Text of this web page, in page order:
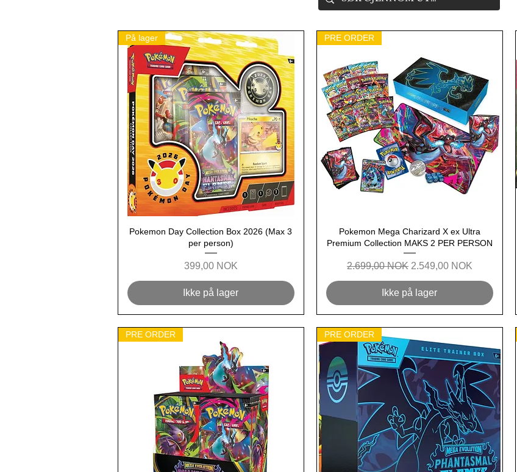
Hurtigvisning
På lager
Pokemon Day Collection Box 2026 (Max 3
per person)
Pris
399,00 NOK
Ikke på lager
Hurtigvisning
PRE ORDER
Pokemon Mega Charizard X ex Ultra
Premium Collection MAKS 2 PER PERSON
Regulær pris
2.699,00 NOK Salgspris
2.549,00 NOK
Ikke på lager
PRE ORDER PRE ORDER